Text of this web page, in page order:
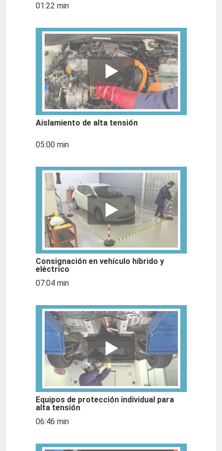
01:22 min
Aislamiento de alta tensión
05:00 min
Consignación en vehículo híbrido y
eléctrico
07:04 min
Equipos de protección individual para
alta tensión
06:46 min